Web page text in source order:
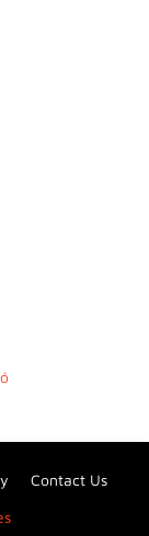
Contact Us